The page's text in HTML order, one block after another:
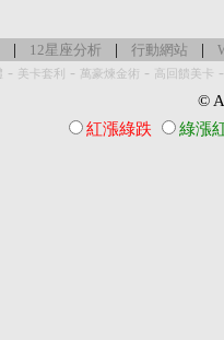
| 12星座分析 | 行動網站 |
- 美卡套利 - 萬豪煉金術 - 高回饋美卡
©
紅漲綠跌
綠漲